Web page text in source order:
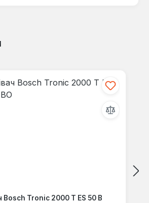
знайдено. Поділіться
Bosch Tronic 2000 T ES 50 B